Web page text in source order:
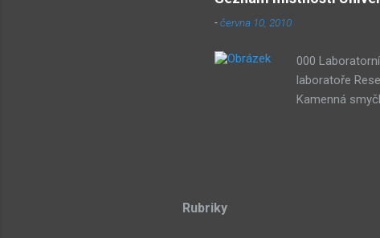
-června 10, 2010
000
laboratoře
Kamenná
stone Lze
Rubriky